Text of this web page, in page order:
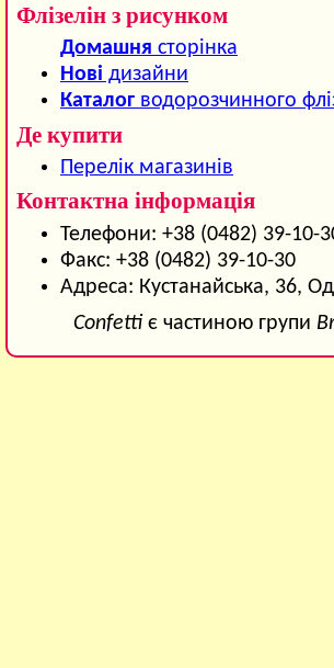
Флізелін з рисунком
Домашня сторінка
Нові дизайни
Каталог водорозчинного
Де купити
Перелік магазинів
Контактна інформація
Телефони: +38 (0482) 39-10-
Факс: +38 (0482) 39-10-30
Адреса: Кустанайська, 36,
Confettiє частиною групи